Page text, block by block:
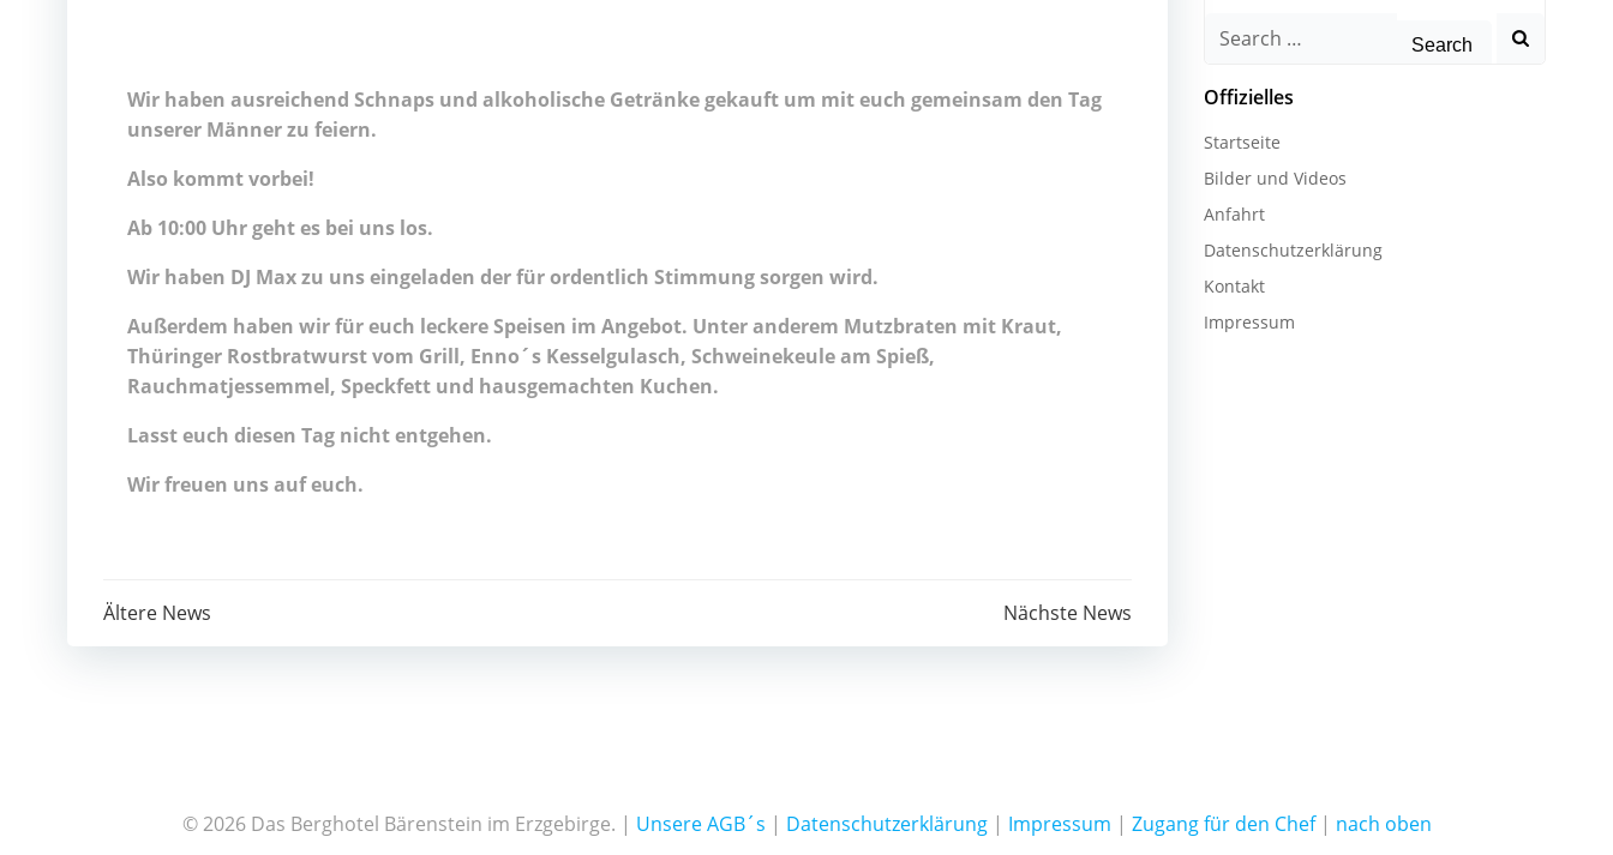
Wir haben ausreichend Schnaps und alkoholische Getränke gekauft um mit euch gemeinsam den Tag
unserer Männer zu feiern.
Also kommt vorbei!
Ab 10:00 Uhr geht es bei uns los.
Wir haben DJ Max zu uns eingeladen der für ordentlich Stimmung sorgen wird.
Außerdem haben wir für euch leckere Speisen im Angebot. Unter anderem Mutzbraten mit Kraut,
Thüringer Rostbratwurst vom Grill, Enno´s Kesselgulasch, Schweinekeule am Spieß,
Rauchmatjessemmel, Speckfett und hausgemachten Kuchen.
Lasst euch diesen Tag nicht entgehen.
Wirfreuen uns auf euch.
Post
Ältere News Nächste News
Search
Offizielles
Startseite
Bilder und Videos
Anfahrt
Datenschutzerklärung
Kontakt
Impressum
© 2026 Das Berghotel Bärenstein im Erzgebirge. | Unsere AGB´s | Datenschutzerklärung| Impressum | Zugang für den Chef| nach oben